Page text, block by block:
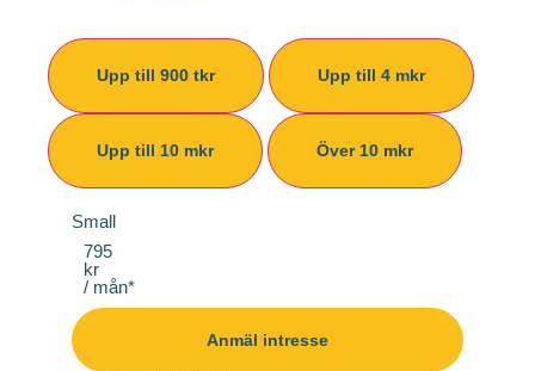
Upp till 900 tkr Upp till 4 mkr
Upp till 10 mkr Över 10 mkr
Small
795
kr
/ mån*
Anmäl intresse